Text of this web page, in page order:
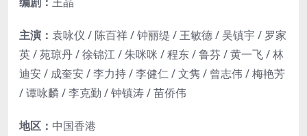
主演： 袁咏仪 / 陈百祥 / 钟丽缇 / 王敏德 / 吴镇宇 / 罗家
英 / 苑琼丹 / 徐锦江 / 朱咪咪 / 程东 / 鲁芬 / 黄一飞 / 林
迪安 / 成奎安 / 李力持 / 李健仁 / 文隽 / 曾志伟 / 梅艳芳
/ 谭咏麟 / 李克勤 / 钟镇涛 / 苗侨伟
地区： 中国香港